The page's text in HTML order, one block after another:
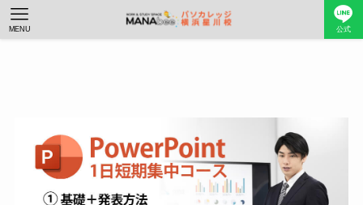
公式
MENU